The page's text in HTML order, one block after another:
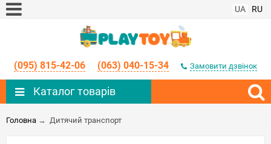
UA RU
(095) 815-42-06 (063) 040-15-34 Замовити дзвінок
Каталог товарів
Головна → Дитячий транспорт